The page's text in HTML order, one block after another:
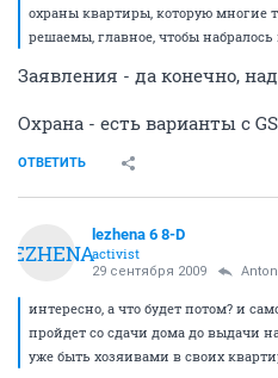
охраны квартиры, которую многие
решаемы, главное, чтобы
Заявления - да конечно,
Охрана - есть варианты с
ОТВЕТИТЬ
LEZHENA
lezhena 6 8-D
activist
29 сентября 2009
интересно, а что будет потом? и
пройдет со сдачи дома до выдачи
уже быть хозяивами в своих